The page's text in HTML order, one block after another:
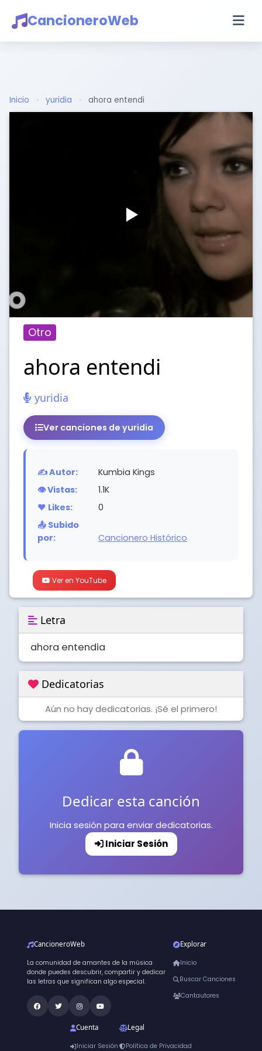
CancioneroWeb
Inicio › yuridia › ahora entendi
Otro
ahora entendi
yuridia
Ver canciones de yuridia
✍️ Autor:
Kumbia Kings
👁️ Vistas:
1.1K
❤️ Likes:
0
📤 Subido
por:
Cancionero Histórico
Ver en YouTube
Letra
ahora entendia
Dedicatorias
Aún no hay dedicatorias. ¡Sé el primero!
Dedicar esta canción
Inicia sesión para enviar dedicatorias.
Iniciar Sesión
CancioneroWeb
La comunidad de amantes de la música
donde puedes descubrir, compartir y dedicar
las letras que significan algo especial.
Explorar
Inicio
Buscar Canciones
Cantautores
Cuenta
Iniciar Sesión
Legal
Política de Privacidad